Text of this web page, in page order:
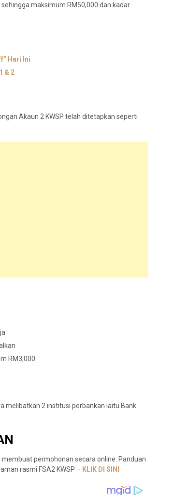
maksimum RM50,000 dan kadar
Hari Ini
& 2
Akaun 2 KWSP telah ditetapkan seperti
RM3,000
melibatkan 2 institusi perbankan iaitu Bank
permohonan secara online. Panduan
rasmi FSA2 KWSP – KLIK DI SINI